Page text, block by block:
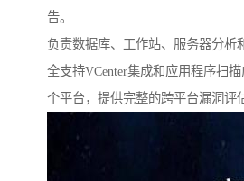
告。
负责数据库、工作站、服务器分析
全支持VCenter集成和应用程序扫
个平台，提供完整的跨平台漏洞评